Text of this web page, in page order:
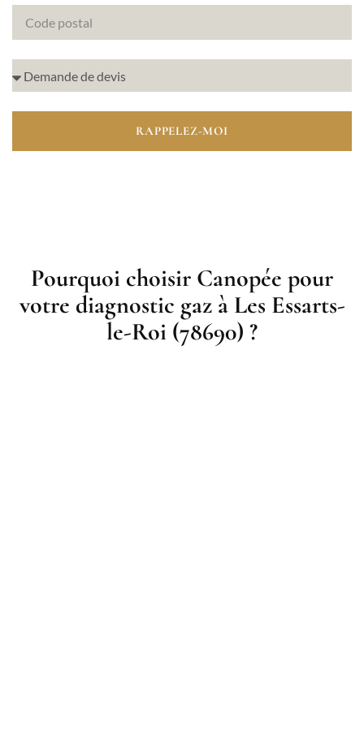
RAPPELEZ-MOI
Pourquoi choisir Canopée pour
votre diagnostic gaz à Les Essarts-
le-Roi (78690) ?